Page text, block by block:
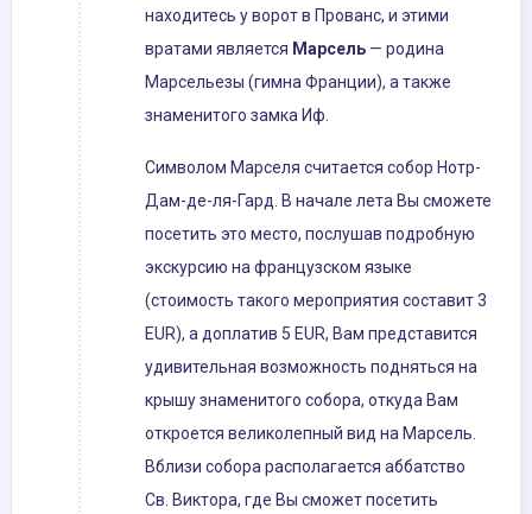
находитесь у ворот в Прованс, и этими
вратами является Марсель — родина
Марсельезы (гимна Франции), а также
знаменитого замка Иф.
Символом Марселя считается собор Нотр-
Дам-де-ля-Гард. В начале лета Вы сможете
посетить это место, послушав подробную
экскурсию на французском языке
(стоимость такого мероприятия составит 3
EUR), а доплатив 5 EUR, Вам представится
удивительная возможность подняться на
крышу знаменитого собора, откуда Вам
откроется великолепный вид на Марсель.
Вблизи собора располагается аббатство
Св. Виктора, где Вы сможет посетить